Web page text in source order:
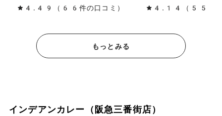
4.49（66件の口コミ） 4.14（55件の
もっとみる
インデアンカレー（阪急三番街店）